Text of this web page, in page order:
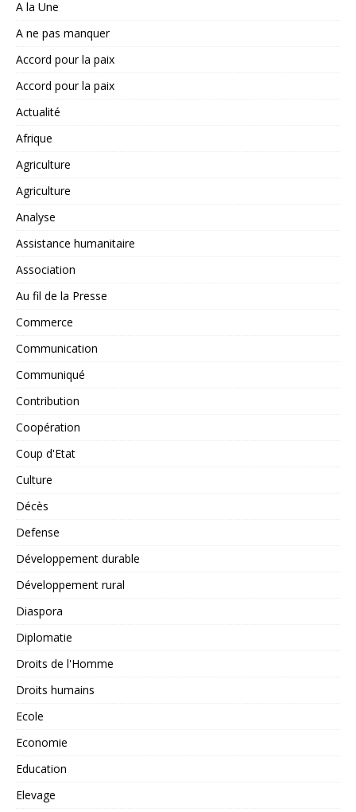
A la Une
A ne pas manquer
Accord pour la paix
Accord pour la paix
Actualité
Afrique
Agriculture
Agriculture
Analyse
Assistance humanitaire
Association
Au fil de la Presse
Commerce
Communication
Communiqué
Contribution
Coopération
Coup d'Etat
Culture
Décès
Defense
Développement durable
Développement rural
Diaspora
Diplomatie
Droits de l'Homme
Droits humains
Ecole
Economie
Education
Elevage